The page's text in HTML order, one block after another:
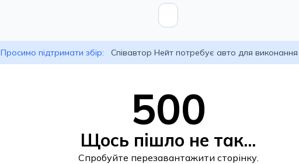
Просимо підтримати збір: Співавтор Нейт потребує авто для
500
Щось пішло не так...
Спробуйте перезавантажити сторінку.